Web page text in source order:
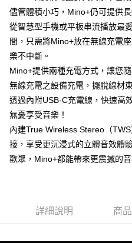
黑貓宅急便
每筆NT$120，滿NT$1,000(含以
黑貓宅配(離島)
每筆NT$250，滿NT$2,000(含以
付款後門市自取
每筆NT$120，滿NT$1,000(含以
儘管體積小巧，Mino+仍可提供
從智慧型手機或平板串流播放最
間，只需將Mino+放在無線充電
樂不中斷。
Mino+提供兩種充電方式，讓您
無線充電之設備充電，擺脫線材
透過內附USB-C充電線，快速高
無憂享受音樂！
內建True Wireless Stereo（
接，享受更沉浸式的立體音效體
歡聚，Mino+都能帶來更震撼的音
詳細說明 商